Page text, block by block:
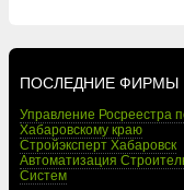
ПОСЛЕДНИЕ ФИРМЫ
Управление Росреестра
Хабаровскому краю
Стройэксперт Хабаровск
Автоматизация
Систем